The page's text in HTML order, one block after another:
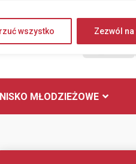
wszystko Zezwól
Piątek, 07
MŁODZIEŻOWE